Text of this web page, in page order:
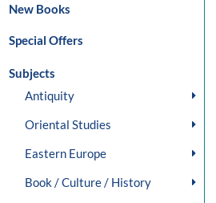
New Books
Special Offers
Subjects
Antiquity
Oriental Studies
Eastern Europe
Book / Culture / History